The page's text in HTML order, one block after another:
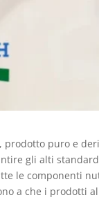
prodotto puro e
gli alti
le componenti
a che i prodotti